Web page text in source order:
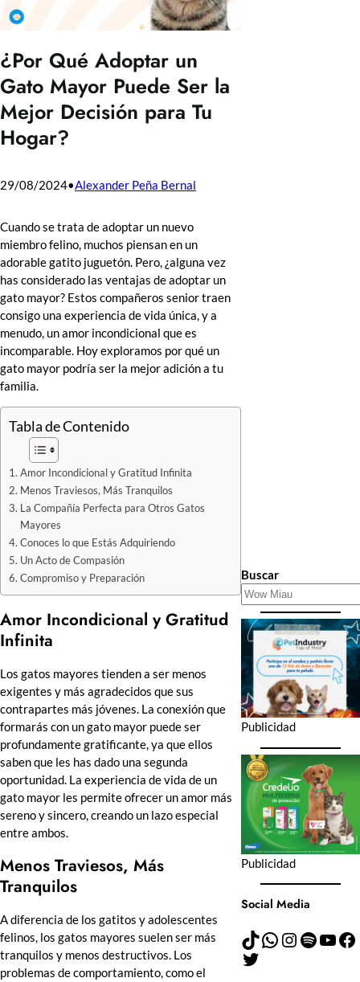
¿Por Qué Adoptar un
Gato Mayor Puede Ser la
Mejor Decisión para Tu
Hogar?
29/08/2024•Alexander Peña Bernal
Cuando se trata de adoptar un nuevo
miembro felino, muchos piensan en un
adorable gatito juguetón. Pero, ¿alguna vez
has considerado las ventajas de adoptar un
gato mayor? Estos compañeros senior traen
consigo una experiencia de vida única, y a
menudo, un amor incondicional que es
incomparable. Hoy exploramos por qué un
gato mayor podría ser la mejor adición a tu
familia.
Tabla de Contenido
Amor Incondicional y Gratitud Infinita
Menos Traviesos, Más Tranquilos
La Compañía Perfecta para Otros Gatos
Mayores
Conoces lo que Estás Adquiriendo
Un Acto de Compasión
Compromiso y Preparación
Amor Incondicional y Gratitud
Infinita
Los gatos mayores tienden a ser menos
exigentes y más agradecidos que sus
contrapartes más jóvenes. La conexión que
formarás con un gato mayor puede ser
profundamente gratificante, ya que ellos
saben que les has dado una segunda
oportunidad. La experiencia de vida de un
gato mayor les permite ofrecer un amor más
sereno y sincero, creando un lazo especial
entre ambos.
Menos Traviesos, Más
Tranquilos
A diferencia de los gatitos y adolescentes
felinos, los gatos mayores suelen ser más
tranquilos y menos destructivos. Los
problemas de comportamiento, como el
Buscar
Publicidad
Publicidad
Social Media
TikTok WhatsApp Instagram Spotify YouTube Facebook
Twitter